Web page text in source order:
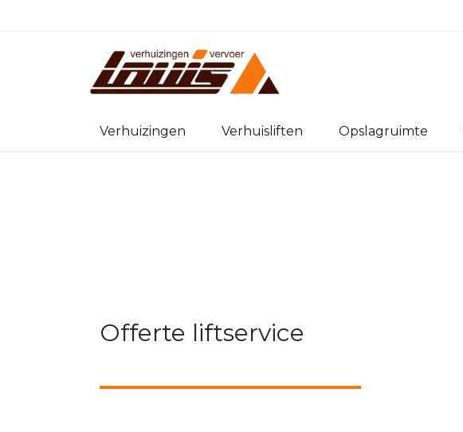
Verhuizingen Verhuisliften Opslagruimte
Offerte liftservice